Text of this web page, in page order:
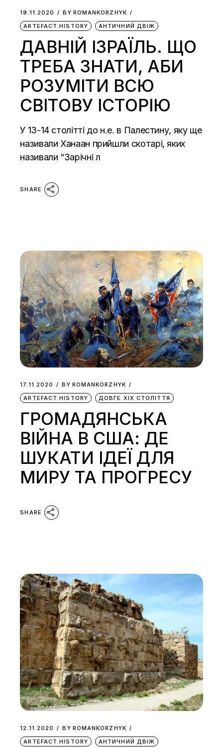
19.11.2020 BY ROMANKORZHYK
ARTEFACT.HISTORY
АНТИЧНИЙ ДВІЖ
ДАВНІЙ ІЗРАЇЛЬ. ЩО
ТРЕБА ЗНАТИ, АБИ
РОЗУМІТИ ВСЮ
СВІТОВУ ІСТОРІЮ
У 13-14 столітті до н.е. в Палестину, яку ще
називали Ханаан прийшли скотарі, яких
називали “Зарічні л
SHARE
17.11.2020 BY ROMANKORZHYK
ARTEFACT.HISTORY
ДОВГЕ ХІХ СТОЛІТТЯ
ГРОМАДЯНСЬКА
ВІЙНА В США: ДЕ
ШУКАТИ ІДЕЇ ДЛЯ
МИРУ ТА ПРОГРЕСУ
SHARE
12.11.2020 BY ROMANKORZHYK
ARTEFACT.HISTORY
АНТИЧНИЙ ДВІЖ